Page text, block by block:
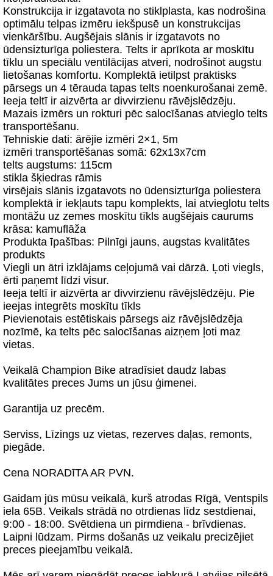
Konstrukcija ir izgatavota no stiklplasta, kas nodrošina
optimālu telpas izmēru iekšpusē un konstrukcijas
vienkāršību. Augšējais slānis ir izgatavots no
ūdensizturīga poliestera. Telts ir aprīkota ar moskītu
tīklu un speciālu ventilācijas atveri, nodrošinot augstu
lietošanas komfortu. Komplektā ietilpst praktisks
pārsegs un 4 tērauda tapas telts noenkurošanai zemē.
Ieeja teltī ir aizvērta ar divvirzienu rāvējslēdzēju.
Mazais izmērs un rokturi pēc salocīšanas atvieglo telts
transportēšanu.
Tehniskie dati: ārējie izmēri 2×1, 5m
izmēri transportēšanas somā: 62x13x7cm
telts augstums: 115cm
stikla šķiedras rāmis
virsējais slānis izgatavots no ūdensizturīga poliestera
komplektā ir iekļauts tapu komplekts, lai atvieglotu telts
montāžu uz zemes moskītu tīkls augšējais caurums
krāsa: kamuflāža
Produkta īpašības: Pilnīgi jauns, augstas kvalitātes
produkts
Viegli un ātri izklājams ceļojumā vai dārzā. Ļoti viegls,
ērti paņemt līdzi visur.
Ieeja teltī ir aizvērta ar divvirzienu rāvējslēdzēju. Pie
ieejas integrēts moskītu tīkls
Pievienotais estētiskais pārsegs aiz rāvējslēdzēja
nozīmē, ka telts pēc salocīšanas aizņem ļoti maz
vietas.
Veikalā Champion Bike atradīsiet daudz labas
kvalitātes preces Jums un jūsu ģimenei.
Garantija uz precēm.
Serviss, Līzings uz vietas, rezerves daļas, remonts,
piegāde.
Cena NORADīTA AR PVN.
Gaidam jūs mūsu veikalā, kurš atrodas Rīgā, Ventspils
iela 65B. Veikals strādā no otrdienas līdz sestdienai,
9:00 - 18:00. Svētdiena un pirmdiena - brīvdienas.
Laipni lūdzam. Pirms došanās uz veikalu precizējiet
preces pieejamību veikalā.